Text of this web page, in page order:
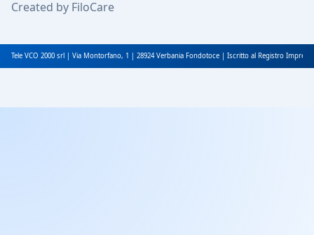
Created by FiloCare
Tele VCO 2000 srl | Via Montorfano, 1 | 28924 Verbania Fondotoce | Iscritto al Registro Imprese